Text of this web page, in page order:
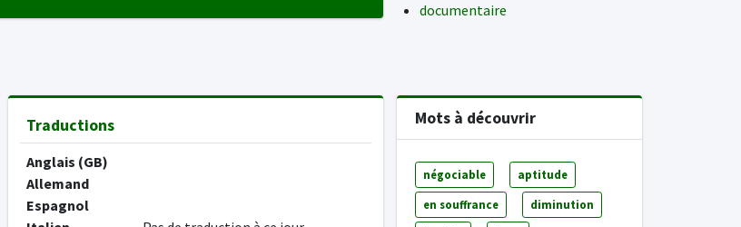
documentaire
Traductions
Anglais (GB)
Allemand
Espagnol
Mots à découvrir
négociable aptitude
en souffrance diminution